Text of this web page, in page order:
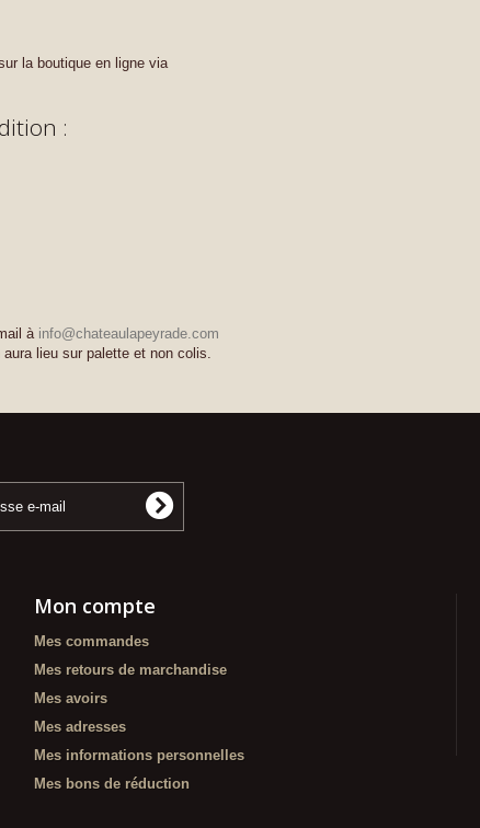
la boutique en ligne via
:
à info@chateaulapeyrade.com
lieu sur palette et non colis.
Mon compte
Mes commandes
Mes retours de marchandise
Mes avoirs
Mes adresses
Mes informations personnelles
Mes bons de réduction